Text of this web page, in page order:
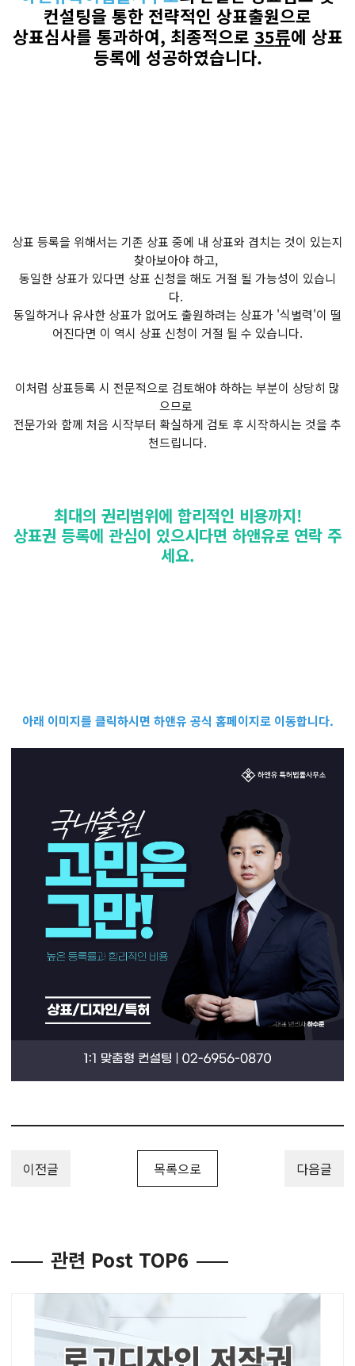
컨설팅을 통한 전략적인 상표출원으로
상표심사를 통과하여, 최종적으로 35류에 상표
등록에 성공하였습니다.
상표 등록을 위해서는 기존 상표 중에 내 상표와 겹치는 것이 있는지
찾아보아야 하고,
동일한 상표가 있다면 상표 신청을 해도 거절 될 가능성이 있습니
다.
동일하거나 유사한 상표가 없어도 출원하려는 상표가 '식별력'이 떨
어진다면 이 역시 상표 신청이 거절 될 수 있습니다.
이처럼 상표등록 시 전문적으로 검토해야 하하는 부분이 상당히 많
으므로
전문가와 함께 처음 시작부터 확실하게 검토 후 시작하시는 것을 추
천드립니다.
최대의 권리범위에 합리적인 비용까지!
상표권 등록에 관심이 있으시다면 하앤유로 연락 주
세요.
아래 이미지를 클릭하시면 하앤유 공식 홈페이지로 이동합니다.
이전글 목록으로 다음글
관련 Post TOP6